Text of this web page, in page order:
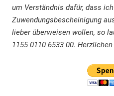
um Verständnis dafür, dass
Zuwendungsbescheinigung
lieber überweisen wollen, so
1155 0110 6533 00.